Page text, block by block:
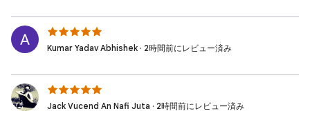
Kumar Yadav Abhishek · 2時間前にレビュー済み
Jack Vucend An Nafi Juta · 2時間前にレビュー済み